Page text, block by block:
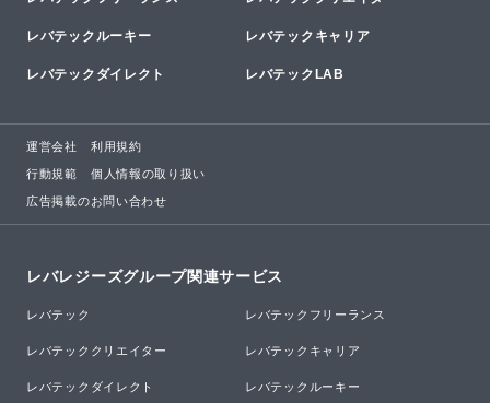
レバテックルーキー レバテックキャリア
レバテックダイレクト レバテックLAB
運営会社 利用規約
行動規範 個人情報の取り扱い
広告掲載のお問い合わせ
レバレジーズグループ関連サービス
レバテック レバテックフリーランス
レバテッククリエイター レバテックキャリア
レバテックダイレクト レバテックルーキー